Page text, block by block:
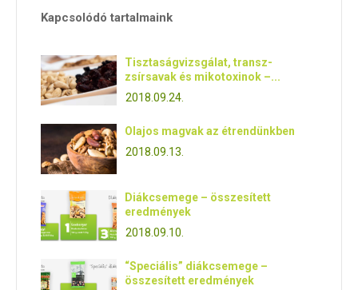
Kapcsolódó tartalmaink
Tisztaságvizsgálat, transz-
zsírsavak és mikotoxinok –...
2018.09.24.
Olajos magvak az étrendünkben
2018.09.13.
Diákcsemege – összesített
eredmények
2018.09.10.
“Speciális” diákcsemege –
összesített eredmények